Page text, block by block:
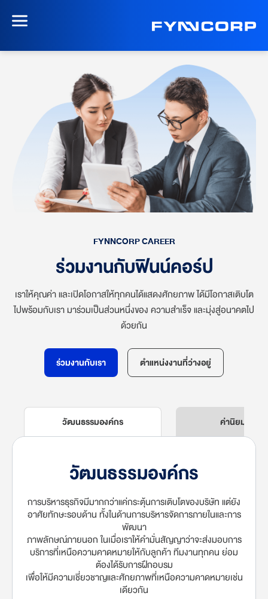
FYNNCORP CAREER
ร่วมงานกับฟินน์คอร์ป
เราให้คุณค่า และเปิดโอกาสให้ทุกคนได้แสดงศักยภาพ ได้มีโอกาสเติบโต
ไปพร้อมกับเรา มาร่วมเป็นส่วนหนึ่งของ ความสำเร็จ และมุ่งสู่อนาคตไป
ด้วยกัน
ร่วมงานกับเรา ตำแหน่งงานที่ว่างอยู่
วัฒนธรรมองค์กร ค่านิยมองค์ก
วัฒนธรรมองค์กร
การบริหารธุรกิจมีมากกว่าแค่กระตุ้นการเติบโตของบริษัท แต่ยัง
อาศัยทักษะรอบด้าน ทั้งในด้านการบริหารจัดการภายในและการ
พัฒนา
ภาพลักษณ์ภายนอก ในเมื่อเราให้คำมั่นสัญญาว่าจะส่งมอบการ
บริการที่เหนือความคาดหมายให้กับลูกค้า ทีมงานทุกคน ย่อม
ต้องได้รับการฝึกอบรม
เพื่อให้มีความเชี่ยวชาญและศักยภาพที่เหนือความคาดหมายเช่น
เดียวกัน